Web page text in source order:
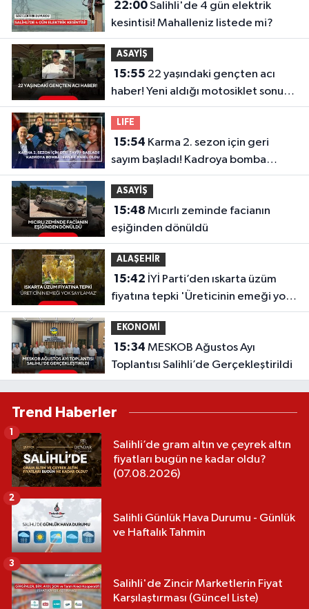
22:00Salihli'de 4 gün elektrik
kesintisi! Mahalleniz listede mi?
ASAYİŞ
15:55
haber! Yeni aldığı motosiklet sonu
oldu
LIFE
15:54
sayım başladı! Kadroya bomba
isimler dahil oldu
ASAYİŞ
15:48
eşiğinden dönüldü
ALAŞEHİR
15:42
fiyatına tepki 'Üreticinin emeği yok
sayılamaz'
EKONOMİ
15:34
Toplantısı Salihli’de Gerçekleştirildi
Trend Haberler
Salihli’de gram altın ve çeyrek altın
fiyatları bugün ne kadar oldu?
(07.08.2026)
1
Salihli Günlük Hava Durumu - Günlük
ve Haftalık Tahmin
2
Salihli'de Zincir Marketlerin Fiyat
Karşılaştırması (Güncel Liste)
3